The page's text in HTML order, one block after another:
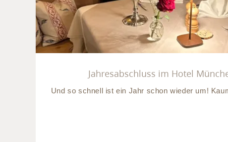
Jahresabschluss im Hotel
Und so schnell ist ein Jahr schon wieder um!